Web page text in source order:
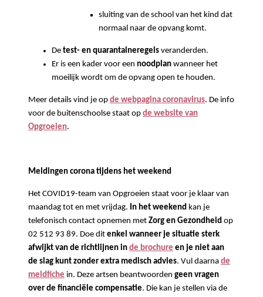
sluiting van de school van het kind dat
normaal naar de opvang komt.
De test- en quarantaineregels veranderden.
Er is een kader voor een noodplan wanneer het
moeilijk wordt om de opvang open te houden.
Meer details vind je op de webpagina coronavirus. De info
voor de buitenschoolse staat op de website van
Opgroeien.
Meldingen corona tijdens het weekend
Het COVID19-team van Opgroeien staat voor je klaar van
maandag tot en met vrijdag. In het weekend kan je
telefonisch contact opnemen met Zorg en Gezondheid op
02 512 93 89. Doe dit enkel wanneer je situatie sterk
afwijkt van de richtlijnen in de brochure en je niet aan
de slag kunt zonder extra medisch advies. Vul daarna de
meldfiche in. Deze artsen beantwoorden geen vragen
over de financiële compensatie. Die kan je stellen via de